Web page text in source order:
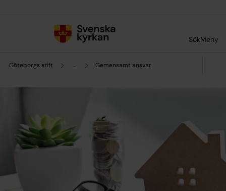
SökMeny
Göteborgs stift ... Gemensamt ansvar